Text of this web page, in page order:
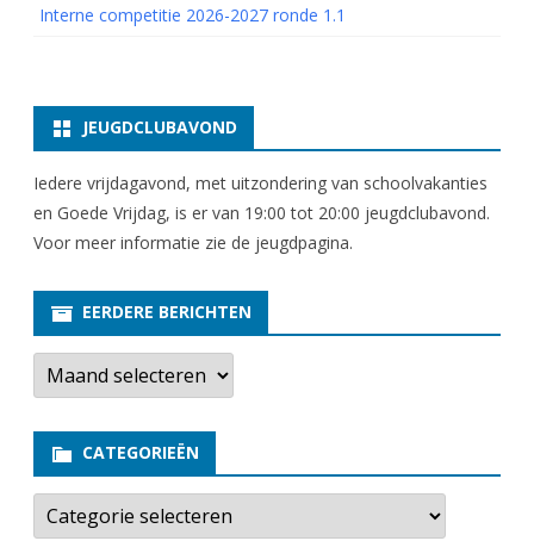
Interne competitie 2026-2027 ronde 1.1
JEUGDCLUBAVOND
Iedere vrijdagavond, met uitzondering van schoolvakanties
en Goede Vrijdag, is er van 19:00 tot 20:00 jeugdclubavond.
Voor meer informatie zie de jeugdpagina.
EERDERE BERICHTEN
E
r
e
e
b
r
CATEGORIEËN
C